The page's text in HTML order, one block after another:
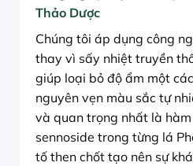
Thảo Dược
Chúng tôi áp dụng công
thay vì sấy nhiệt truyền
giúp loại bỏ độ ẩm một
nguyên vẹn màu sắc tự
và quan trọng nhất là
sennoside trong từng lá
tố then chốt tạo nên sự